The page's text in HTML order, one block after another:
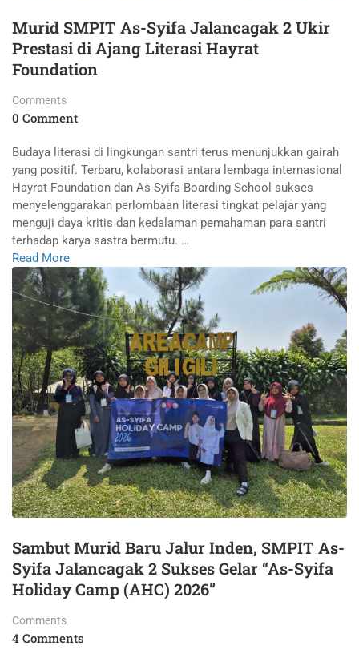
Murid SMPIT As-Syifa Jalancagak 2 Ukir
Prestasi di Ajang Literasi Hayrat
Foundation
Comments
0 Comment
Budaya literasi di lingkungan santri terus menunjukkan gairah
yang positif. Terbaru, kolaborasi antara lembaga internasional
Hayrat Foundation dan As-Syifa Boarding School sukses
menyelenggarakan perlombaan literasi tingkat pelajar yang
menguji daya kritis dan kedalaman pemahaman para santri
terhadap karya sastra bermutu. …
Read More
Sambut Murid Baru Jalur Inden, SMPIT As-
Syifa Jalancagak 2 Sukses Gelar “As-Syifa
Holiday Camp (AHC) 2026”
Comments
4 Comments